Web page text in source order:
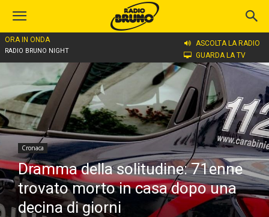
ORA IN ONDA
RADIO BRUNO NIGHT
ASCOLTA LA RADIO
GUARDA LA TV
Home
Cronaca
Dramma della solitudine: 71enne
trovato morto in casa dopo una
decina di giorni